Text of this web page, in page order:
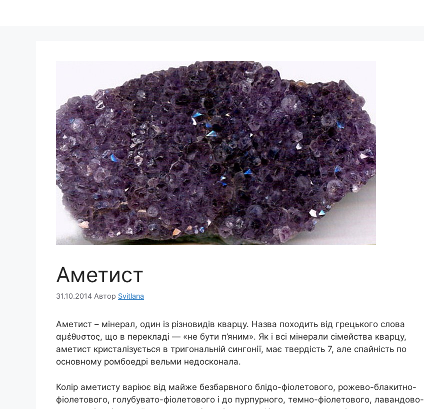
Аметист
31.10.2014 Автор Svitlana
Аметист – мінерал, один із різновидів кварцу. Назва походить від грецького слова
αμέθυστος, що в перекладі — «не бути п’яним». Як і всі мінерали сімейства кварцу,
аметист кристалізується в тригональній сингонії, має твердість 7, але спайність по
основному ромбоедрі вельми недосконала.
Колір аметисту варіює від майже безбарвного блідо-фіолетового, рожево-блакитно-
фіолетового, голубувато-фіолетового і до пурпурного, темно-фіолетового, лавандово-